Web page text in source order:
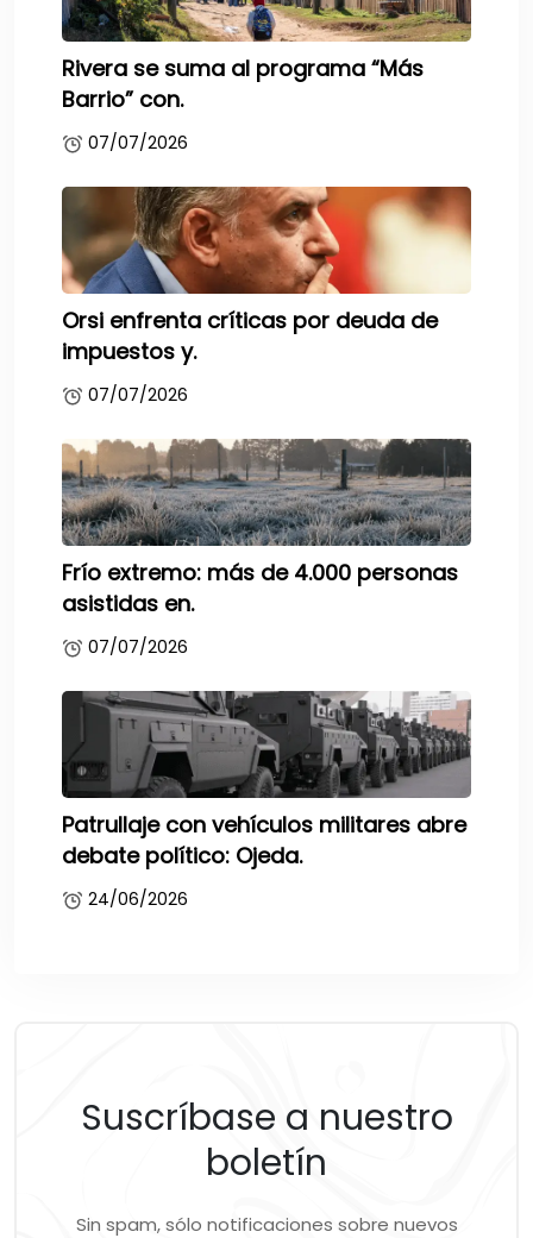
Rivera se suma al programa “Más
Barrio” con.
07/07/2026
Orsi enfrenta críticas por deuda de
impuestos y.
07/07/2026
Frío extremo: más de 4.000 personas
asistidas en.
07/07/2026
Patrullaje con vehículos militares abre
debate político: Ojeda.
24/06/2026
Suscríbase a nuestro
boletín
Sin spam, sólo notificaciones sobre nuevos